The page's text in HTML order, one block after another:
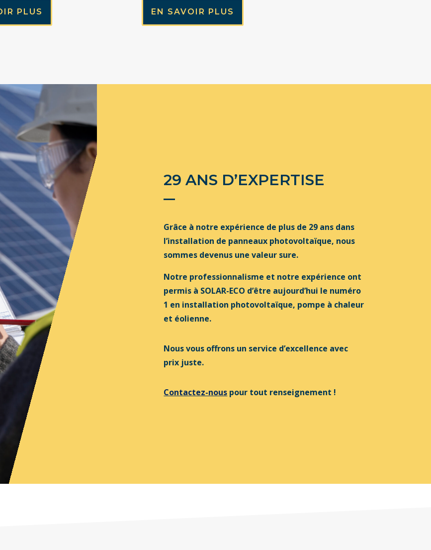
PLUS EN SAVOIR PLUS
29 ANS D’EXPERTISE
Grâce à notre expérience de plus de 29 ans dans
l’installation de panneaux photovoltaïque, nous
sommes devenus une valeur sure.
Notre professionnalisme et notre expérience ont
permis à SOLAR-ECO d’être aujourd’hui le numéro
1 en installation photovoltaïque, pompe à chaleur
et éolienne.
Nous vous offrons un service d’excellence avec
prix juste.
Contactez-nous pour tout renseignement !